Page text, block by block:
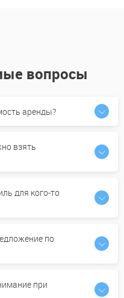
вопросы
аренды?
взять
для кого-то
по
при